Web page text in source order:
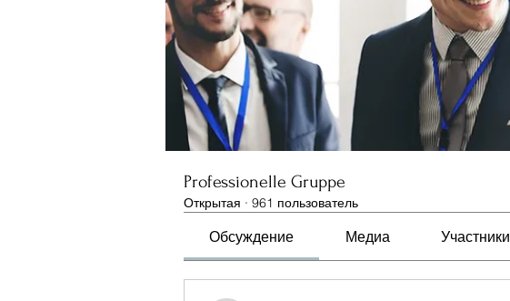
Professionelle Gruppe
Открытая · 961 пользователь
Обсуждение Медиа Участники